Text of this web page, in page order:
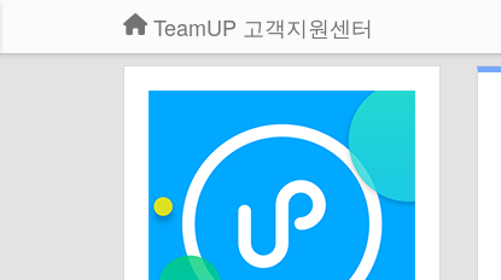
TeamUP 고객지원센터